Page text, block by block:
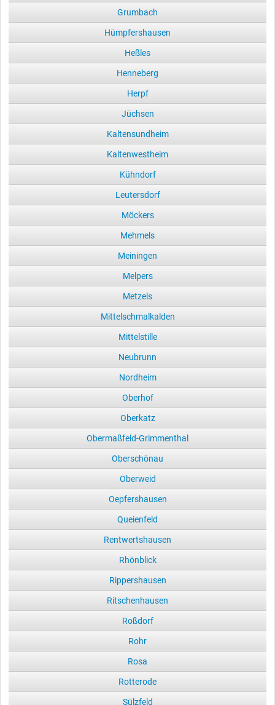
Grumbach
Hümpfershausen
Heßles
Henneberg
Herpf
Jüchsen
Kaltensundheim
Kaltenwestheim
Kühndorf
Leutersdorf
Möckers
Mehmels
Meiningen
Melpers
Metzels
Mittelschmalkalden
Mittelstille
Neubrunn
Nordheim
Oberhof
Oberkatz
Obermaßfeld-Grimmenthal
Oberschönau
Oberweid
Oepfershausen
Queienfeld
Rentwertshausen
Rhönblick
Rippershausen
Ritschenhausen
Roßdorf
Rohr
Rosa
Rotterode
Sülzfeld